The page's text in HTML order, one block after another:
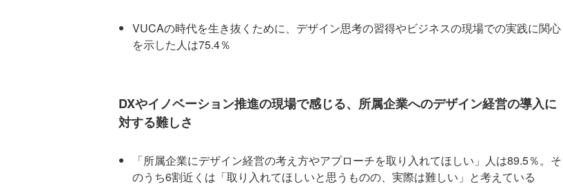
VUCAの時代を生き抜くために、デザイン思考の習得やビジネスの現場での実践に関心
を示した人は75.4％
DXやイノベーション推進の現場で感じる、所属企業へのデザイン経営の導入に
対する難しさ
「所属企業にデザイン経営の考え方やアプローチを取り入れてほしい」人は89.5％。そ
のうち6割近くは「取り入れてほしいと思うものの、実際は難しい」と考えている